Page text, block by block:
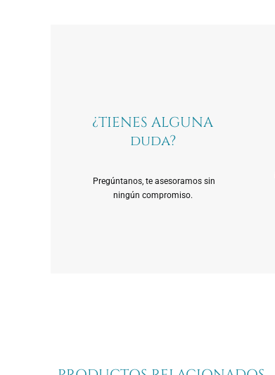
¿TIENES ALGUNA
duda?
Pregúntanos, te asesoramos sin
ningún compromiso.